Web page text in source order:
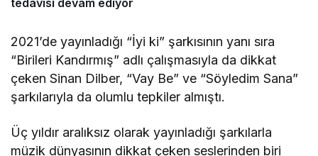
2021’de yayınladığı “İyi ki” şarkısının yanı sıra
“Birileri Kandırmış” adlı çalışmasıyla da dikkat
çeken Sinan Dilber, “Vay Be” ve “Söyledim Sana”
şarkılarıyla da olumlu tepkiler almıştı.
Üç yıldır aralıksız olarak yayınladığı şarkılarla
müzik dünyasının dikkat çeken seslerinden biri